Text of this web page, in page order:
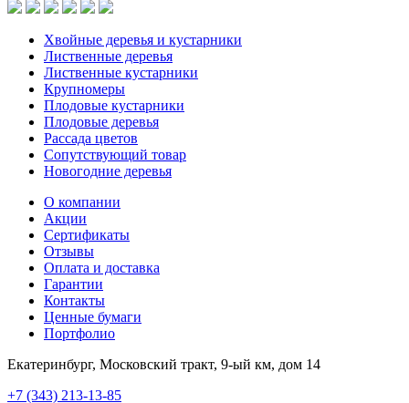
Хвойные деревья и кустарники
Лиственные деревья
Лиственные кустарники
Крупномеры
Плодовые кустарники
Плодовые деревья
Рассада цветов
Сопутствующий товар
Новогодние деревья
О компании
Акции
Сертификаты
Отзывы
Оплата и доставка
Гарантии
Контакты
Ценные бумаги
Портфолио
Екатеринбург, Московский тракт, 9-ый км, дом 14
+7 (343) 213-13-85